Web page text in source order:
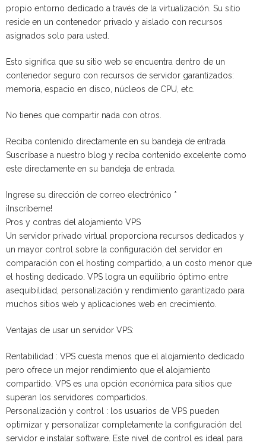
propio entorno dedicado a través de la virtualización. Su sitio
reside en un contenedor privado y aislado con recursos
asignados solo para usted.
Esto significa que su sitio web se encuentra dentro de un
contenedor seguro con recursos de servidor garantizados:
memoria, espacio en disco, núcleos de CPU, etc.
No tienes que compartir nada con otros.
Reciba contenido directamente en su bandeja de entrada
Suscríbase a nuestro blog y reciba contenido excelente como
este directamente en su bandeja de entrada.
Ingrese su dirección de correo electrónico *
¡Inscríbeme!
Pros y contras del alojamiento VPS
Un servidor privado virtual proporciona recursos dedicados y
un mayor control sobre la configuración del servidor en
comparación con el hosting compartido, a un costo menor que
el hosting dedicado. VPS logra un equilibrio óptimo entre
asequibilidad, personalización y rendimiento garantizado para
muchos sitios web y aplicaciones web en crecimiento.
Ventajas de usar un servidor VPS:
Rentabilidad : VPS cuesta menos que el alojamiento dedicado
pero ofrece un mejor rendimiento que el alojamiento
compartido. VPS es una opción económica para sitios que
superan los servidores compartidos.
Personalización y control : los usuarios de VPS pueden
optimizar y personalizar completamente la configuración del
servidor e instalar software. Este nivel de control es ideal para